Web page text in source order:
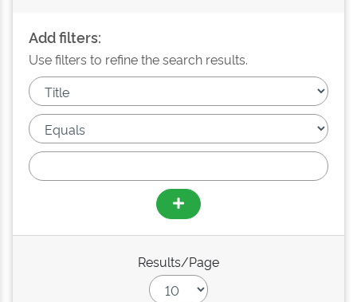
Add filters:
Use filters to refine the search results.
Results/Page